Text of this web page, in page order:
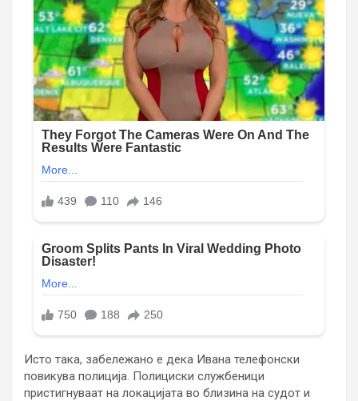
Исто така, забележано е дека Ивана телефонски
повикува полиција. Полициски службеници
пристигнуваат на локацијата во близина на судот и